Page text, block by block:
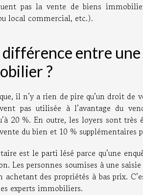
pas la vente de biens
local commercial, etc.).
entre
?
il n’y a rien de pire qu’un droit
pas utilisée à l’avantage du
20 %. En outre, les loyers sont
du bien et 10 % supplémentaires
est le parti lésé parce qu’une
Les personnes soumises à une
des propriétés à bas prix.
experts immobiliers.